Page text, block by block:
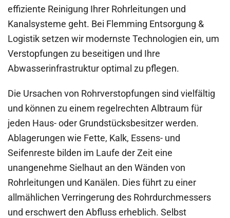
effiziente Reinigung Ihrer Rohrleitungen und
Kanalsysteme geht. Bei Flemming Entsorgung &
Logistik setzen wir modernste Technologien ein, um
Verstopfungen zu beseitigen und Ihre
Abwasserinfrastruktur optimal zu pflegen.
Die Ursachen von Rohrverstopfungen sind vielfältig
und können zu einem regelrechten Albtraum für
jeden Haus- oder Grundstücksbesitzer werden.
Ablagerungen wie Fette, Kalk, Essens- und
Seifenreste bilden im Laufe der Zeit eine
unangenehme Sielhaut an den Wänden von
Rohrleitungen und Kanälen. Dies führt zu einer
allmählichen Verringerung des Rohrdurchmessers
und erschwert den Abfluss erheblich. Selbst